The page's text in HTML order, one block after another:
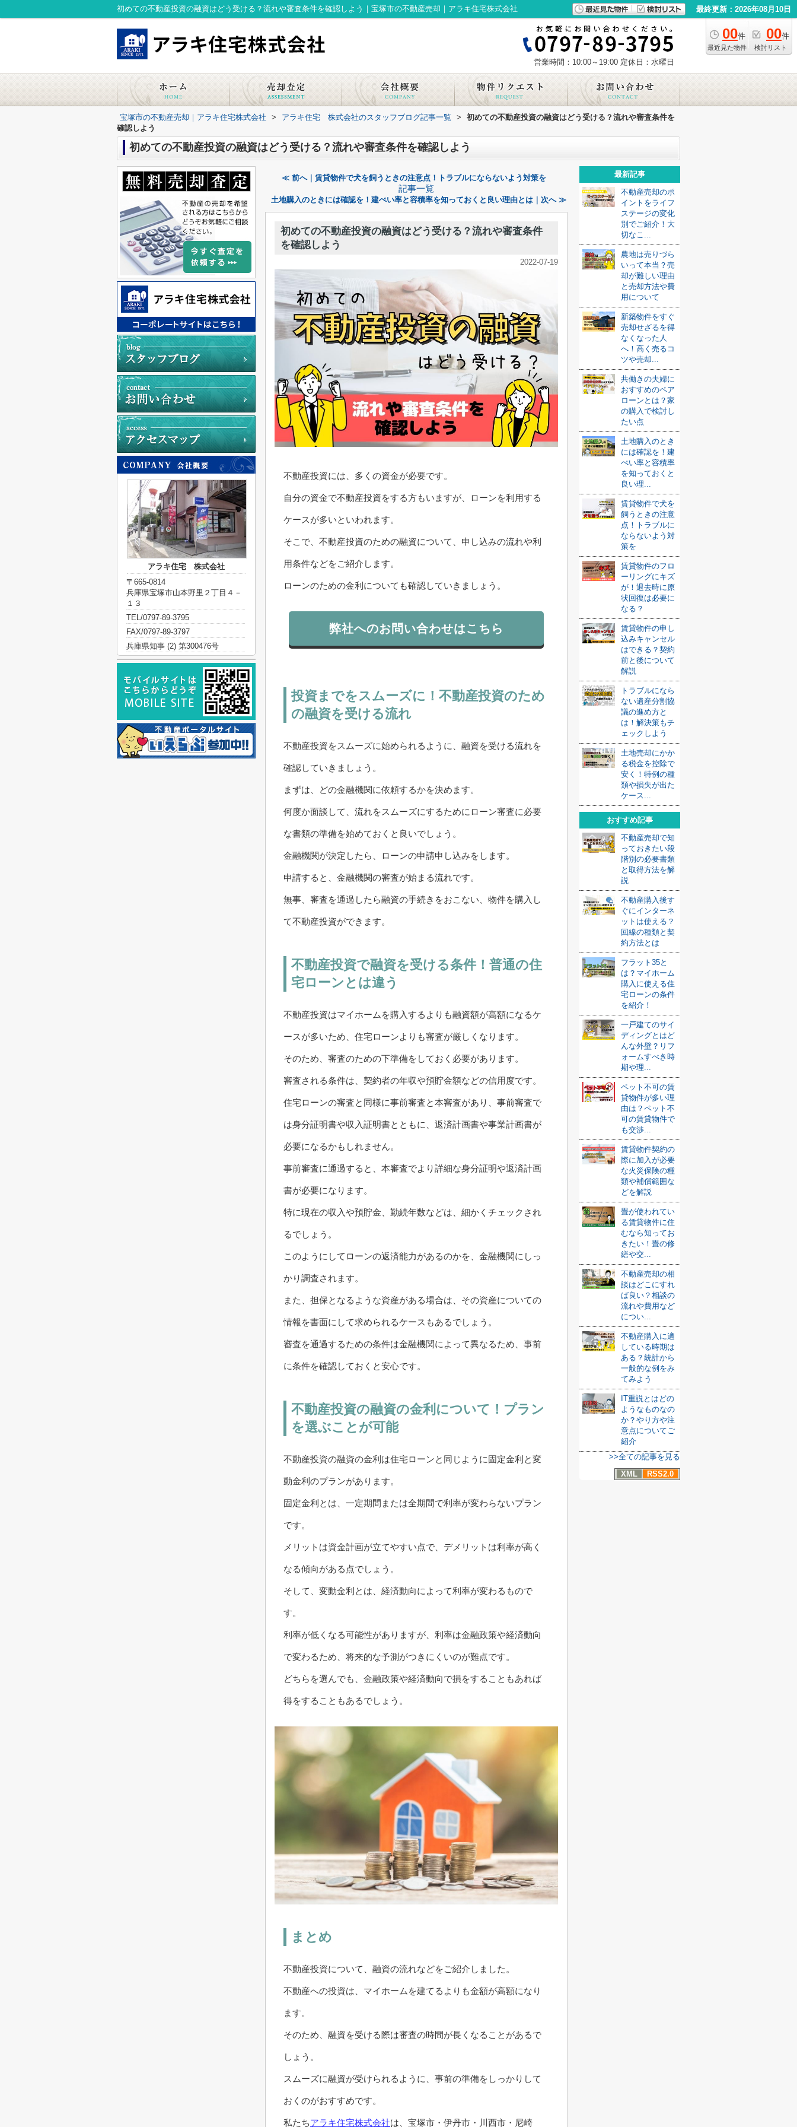
初めての不動産投資の融資はどう受ける？流れや審査条件を確認しよう｜宝塚市の不動産売却｜アラキ住宅株式会社 最終更新：2026年08月10日
00件
最近見た物件
00件
検討リスト
営業時間：10:00～19:00 定休日：水曜日
宝塚市の不動産売却｜アラキ住宅株式会社 > アラキ住宅 株式会社のスタッフブログ記事一覧 >
初めての不動産投資の融資はどう受ける？流れや審査条件を
確認しよう
初めての不動産投資の融資はどう受ける？流れや審査条件を確認しよう
≪ 前へ｜賃貸物件で犬を飼うときの注意点！トラブルにならないよう対策を
記事一覧
土地購入のときには確認を！建ぺい率と容積率を知っておくと良い理由とは｜次へ ≫
初めての不動産投資の融資はどう受ける？流れや審査条件
を確認しよう
2022-07-19
不動産投資には、多くの資金が必要です。
自分の資金で不動産投資をする方もいますが、ローンを利用する
ケースが多いといわれます。
そこで、不動産投資のための融資について、申し込みの流れや利
用条件などをご紹介します。
ローンのための金利についても確認していきましょう。
弊社へのお問い合わせはこちら
投資までをスムーズに！不動産投資のため
の融資を受ける流れ
不動産投資をスムーズに始められるように、融資を受ける流れを
確認していきましょう。
まずは、どの金融機関に依頼するかを決めます。
何度か面談して、流れをスムーズにするためにローン審査に必要
な書類の準備を始めておくと良いでしょう。
金融機関が決定したら、ローンの申請申し込みをします。
申請すると、金融機関の審査が始まる流れです。
無事、審査を通過したら融資の手続きをおこない、物件を購入し
て不動産投資ができます。
不動産投資で融資を受ける条件！普通の住
宅ローンとは違う
不動産投資はマイホームを購入するよりも融資額が高額になるケ
ースが多いため、住宅ローンよりも審査が厳しくなります。
そのため、審査のための下準備をしておく必要があります。
審査される条件は、契約者の年収や預貯金額などの信用度です。
住宅ローンの審査と同様に事前審査と本審査があり、事前審査で
は身分証明書や収入証明書とともに、返済計画書や事業計画書が
必要になるかもしれません。
事前審査に通過すると、本審査でより詳細な身分証明や返済計画
書が必要になります。
特に現在の収入や預貯金、勤続年数などは、細かくチェックされ
るでしょう。
このようにしてローンの返済能力があるのかを、金融機関にしっ
かり調査されます。
また、担保となるような資産がある場合は、その資産についての
情報を書面にして求められるケースもあるでしょう。
審査を通過するための条件は金融機関によって異なるため、事前
に条件を確認しておくと安心です。
不動産投資の融資の金利について！プラン
を選ぶことが可能
不動産投資の融資の金利は住宅ローンと同じように固定金利と変
動金利のプランがあります。
固定金利とは、一定期間または全期間で利率が変わらないプラン
です。
メリットは資金計画が立てやすい点で、デメリットは利率が高く
なる傾向がある点でしょう。
そして、変動金利とは、経済動向によって利率が変わるもので
す。
利率が低くなる可能性がありますが、利率は金融政策や経済動向
で変わるため、将来的な予測がつきにくいのが難点です。
どちらを選んでも、金融政策や経済動向で損をすることもあれば
得をすることもあるでしょう。
まとめ
不動産投資について、融資の流れなどをご紹介しました。
不動産への投資は、マイホームを建てるよりも金額が高額になり
ます。
そのため、融資を受ける際は審査の時間が長くなることがあるで
しょう。
スムーズに融資が受けられるように、事前の準備をしっかりして
おくのがおすすめです。
私たちアラキ住宅株式会社は、宝塚市・伊丹市・川西市・尼崎
最新記事
不動産売却のポ
イントをライフ
ステージの変化
別でご紹介！大
切なこ...
農地は売りづら
いって本当？売
却が難しい理由
と売却方法や費
用について
新築物件をすぐ
売却せざるを得
なくなった人
へ！高く売るコ
ツや売却...
共働きの夫婦に
おすすめのペア
ローンとは？家
の購入で検討し
たい点
土地購入のとき
には確認を！建
ぺい率と容積率
を知っておくと
良い理...
賃貸物件で犬を
飼うときの注意
点！トラブルに
ならないよう対
策を
賃貸物件のフロ
ーリングにキズ
が！退去時に原
状回復は必要に
なる？
賃貸物件の申し
込みキャンセル
はできる？契約
前と後について
解説
トラブルになら
ない遺産分割協
議の進め方と
は！解決策もチ
ェックしよう
土地売却にかか
る税金を控除で
安く！特例の種
類や損失が出た
ケース...
おすすめ記事
不動産売却で知
っておきたい段
階別の必要書類
と取得方法を解
説
不動産購入後す
ぐにインターネ
ットは使える？
回線の種類と契
約方法とは
フラット35と
は？マイホーム
購入に使える住
宅ローンの条件
を紹介！
一戸建てのサイ
ディングとはど
んな外壁？リフ
ォームすべき時
期や理...
ペット不可の賃
貸物件が多い理
由は？ペット不
可の賃貸物件で
も交渉...
賃貸物件契約の
際に加入が必要
な火災保険の種
類や補償範囲な
どを解説
畳が使われてい
る賃貸物件に住
むなら知ってお
きたい！畳の修
繕や交...
不動産売却の相
談はどこにすれ
ば良い？相談の
流れや費用など
につい...
不動産購入に適
している時期は
ある？統計から
一般的な例をみ
てみよう
IT重説とはどの
ようなものなの
か？やり方や注
意点についてご
紹介
>>全ての記事を見る
XML
RSS2.0
アラキ住宅 株式会社
〒665-0814
兵庫県宝塚市山本野里２丁目４－
１３
TEL/0797-89-3795
FAX/0797-89-3797
兵庫県知事 (2) 第300476号